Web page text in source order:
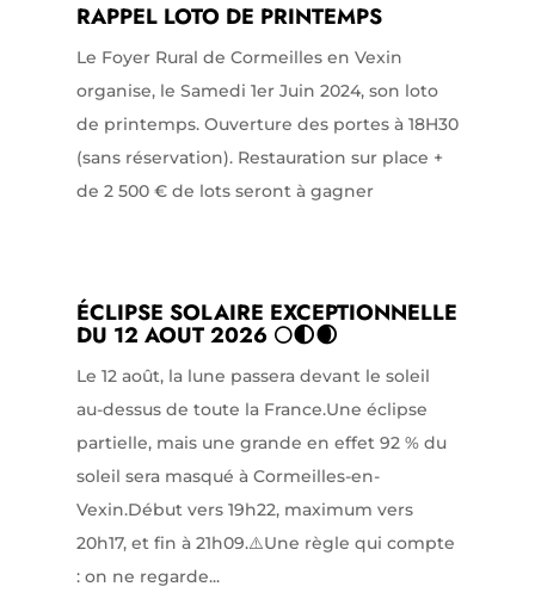
RAPPEL LOTO DE PRINTEMPS
Le Foyer Rural de Cormeilles en Vexin
organise, le Samedi 1er Juin 2024, son loto
de printemps. Ouverture des portes à 18H30
(sans réservation). Restauration sur place +
de 2 500 € de lots seront à gagner
ÉCLIPSE SOLAIRE EXCEPTIONNELLE
DU 12 AOUT 2026 🌕🌓🌒
Le 12 août, la lune passera devant le soleil
au-dessus de toute la France.Une éclipse
partielle, mais une grande en effet 92 % du
soleil sera masqué à Cormeilles-en-
Vexin.Début vers 19h22, maximum vers
20h17, et fin à 21h09.⚠️Une règle qui compte
: on ne regarde...